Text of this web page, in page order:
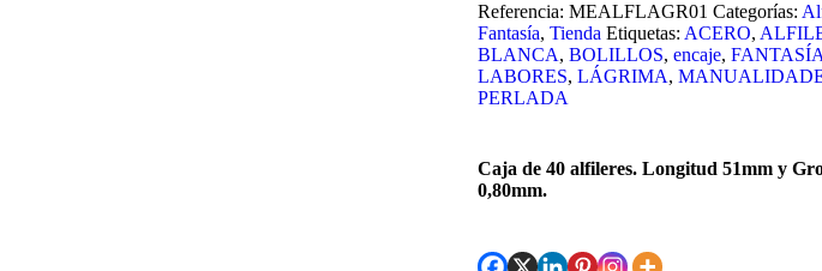
Referencia: MEALFLAGR01 Categorías:
Fantasía, Tienda Etiquetas: ACERO,
BLANCA, BOLILLOS, encaje, FANTASÍA
LABORES, LÁGRIMA,
PERLADA
Caja de 40 alfileres. Longitud 51mm y
0,80mm.